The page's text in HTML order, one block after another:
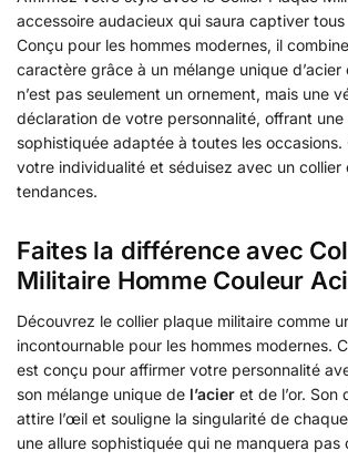
accessoire audacieux qui saura captiver
Conçu pour les hommes modernes, il
caractère grâce à un mélange unique d’acier
n’est pas seulement un ornement, mais une
déclaration de votre personnalité, offrant une
sophistiquée adaptée à toutes les occasions.
votre individualité et séduisez avec un collier
tendances.
Faites la différence avec
Militaire Homme Couleur
Découvrez le collier plaque militaire comme
incontournable pour les hommes modernes.
est conçu pour affirmer votre personnalité
son mélange unique de l’acier et de l’or.
attire l’œil et souligne la singularité de
une allure sophistiquée qui ne manquera pas